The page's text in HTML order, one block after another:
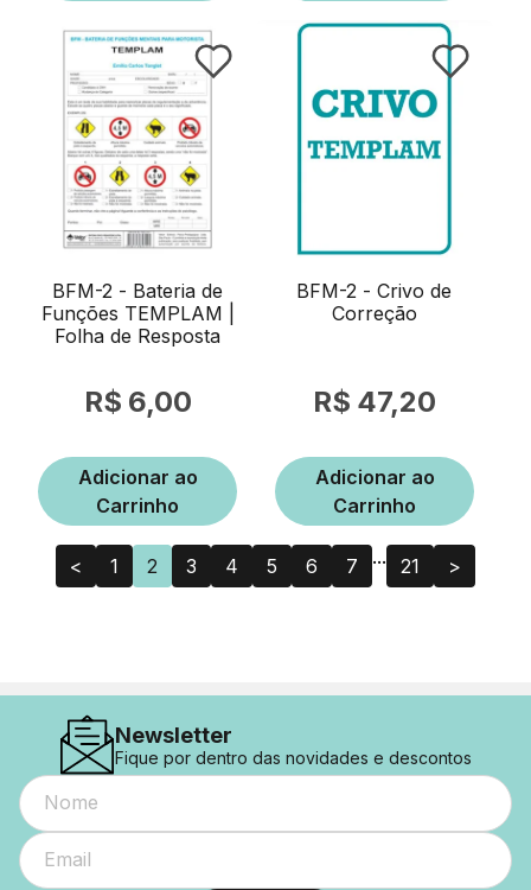
BFM-2 - Bateria de
Funções TEMPLAM |
Folha de Resposta
6,00
Adicionar ao
Carrinho
BFM-2 - Crivo de
Correção
47,20
Adicionar ao
Carrinho
< 1 2 3 4 5 6 7 ... 21 >
Newsletter
Fique por dentro das novidades e descontos